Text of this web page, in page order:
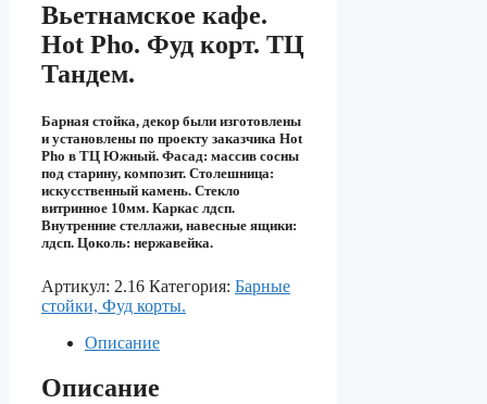
Вьетнамское кафе.
Hot Pho. Фуд корт. ТЦ
Тандем.
Барная стойка, декор были изготовлены
и установлены по проекту заказчика Hot
Pho в ТЦ Южный. Фасад: массив сосны
под старину, композит. Столешница:
искусственный камень. Стекло
витринное 10мм. Каркас лдсп.
Внутренние стеллажи, навесные ящики:
лдсп. Цоколь: нержавейка.
Артикул: 2.16 Категория: Барные
стойки, Фуд корты.
Описание
Описание